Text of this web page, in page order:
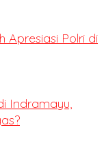
Apresiasi Polri di
Indramayu,